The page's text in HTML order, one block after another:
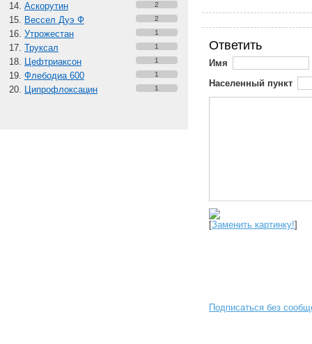
Аскорутин 2
Вессел Дуэ Ф 2
Утрожестан 1
Труксал 1
Цефтриаксон 1
Флебодиа 600 1
Ципрофлоксацин 1
Ответить
Имя
Населенный пункт
[Заменить картинку!]
Подписаться без